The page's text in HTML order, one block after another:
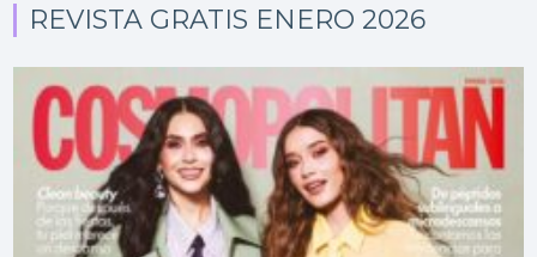
REVISTA GRATIS ENERO 2026